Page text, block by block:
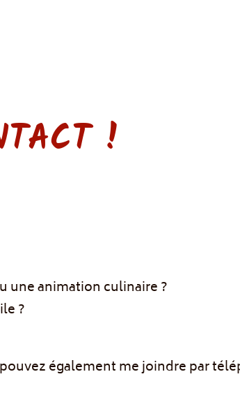
!
une animation culinaire ?
?
également me joindre par